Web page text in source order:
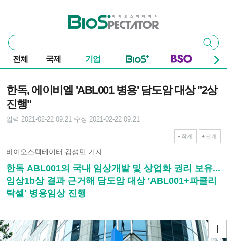
바이오스펙테이터
통
합
검
색
검색
전체 국제 기업
한독, 에이비엘 'ABL001 병용' 담도암 대상 "2상
진행"
입력 2021-02-22 09:21 수정 2021-02-22 09:21
작게 크게
바이오스펙테이터 김성민 기자
한독 ABL001의 국내 임상개발 및 상업화 권리 보유...
임상1b상 결과 근거해 담도암 대상 'ABL001+파클리
탁셀' 병용임상 진행